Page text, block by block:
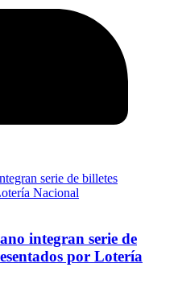
integran serie de
por Lotería